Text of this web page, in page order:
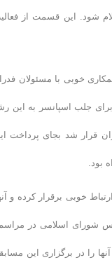
شود. این قسمت از
خوبی با مسئولان
جلب اسپانسر به
قرار شد بجای پرداخت
بود.
خوبی برقرار کرده و
شورای اسلامی در مراسم
را در برگزاری این